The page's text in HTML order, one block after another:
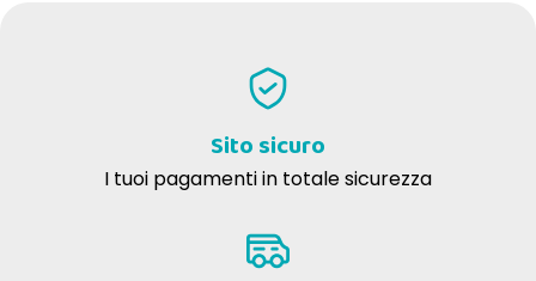
Sito sicuro
I tuoi pagamenti in totale sicurezza